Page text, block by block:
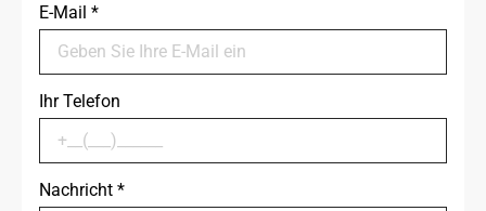
E-Mail *
Ihr Telefon
Nachricht *